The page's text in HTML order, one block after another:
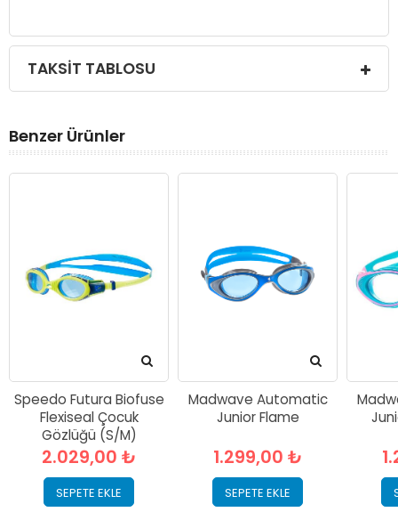
TAKSIT TABLOSU
Benzer Ürünler
Speedo Futura Biofuse
Flexiseal Çocuk
Gözlüğü (S/M)
2.029,00 ₺
SEPETE EKLE
Madwave Automatic
Junior Flame
1.299,00 ₺
SEPETE EKLE